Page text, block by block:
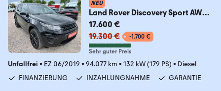
NEU
Land Rover Discovery Sport AWD
PANO AAC SHZ NAVI
17.600 €
19.300 €
-1.700 €
Sehr guter Preis
Unfallfrei • EZ 06/2019 • 94.077 km • 132 kW (179 PS) • Diesel
FINANZIERUNG
INZAHLUNGNAHME GARANTIE